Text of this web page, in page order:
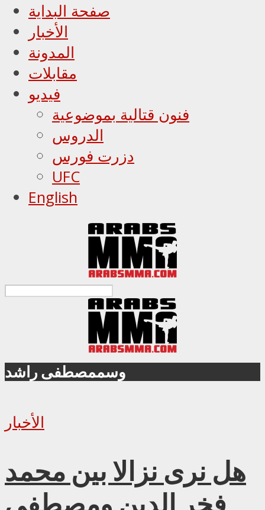
صفحة البداية
الأخبار
المدونة
مقابلات
فيديو
فنون قتالية بموضوعية
الدروس
دزرت فورس
UFC
English
وسممصطفى راشد
الأخبار
هل نرى نزالا بين محمد
فخر الدين ومصطفى